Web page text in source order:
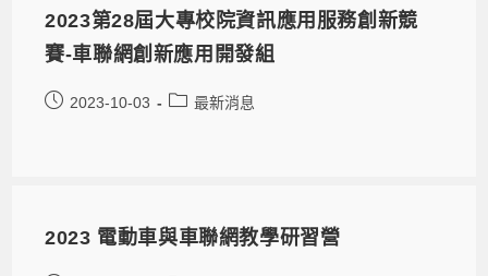
2023第28屆大專校院資訊應用服務創新競
賽-車聯網創新應用開發組
2023-10-03 最新消息
2023 電動車與車聯網教學研習營